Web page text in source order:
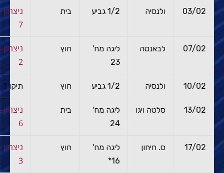
03/02 ולנסיה 1/2 גביע בית
7
07/02 לבאנטה
ליגה מח'
23
חוץ
2
10/02 ולנסיה 1/2 גביע חוץ תיקו 1-1
13/02 סלטה ויגו
ליגה מח'
24
בית
6
17/02 ס. חיחון
ליגה מח'
16*
חוץ
3